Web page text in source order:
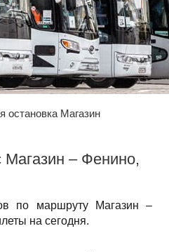
остановка Магазин
Магазин – Фенино,
по маршруту Магазин –
на сегодня.